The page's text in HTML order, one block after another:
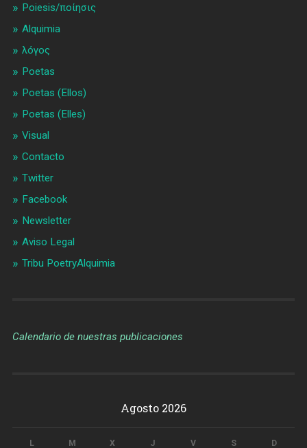
Poiesis/ποίησις
Alquimia
λóγος
Poetas
Poetas (Ellos)
Poetas (Elles)
Visual
Contacto
Twitter
Facebook
Newsletter
Aviso Legal
Tribu PoetryAlquimia
Calendario de nuestras publicaciones
Agosto 2026
L M X J V S D